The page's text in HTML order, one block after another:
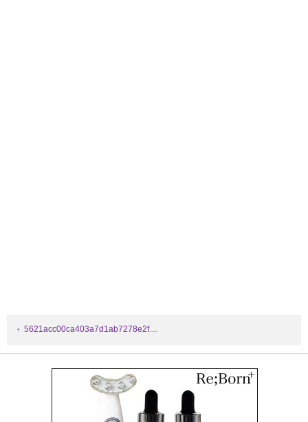
5621acc00ca403a7d1ab7278e2f…